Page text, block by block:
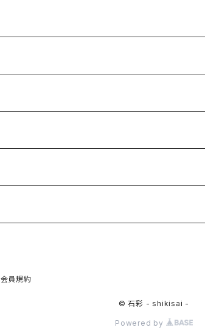
会員規約
© 石彩 - shikisai -
Powered by